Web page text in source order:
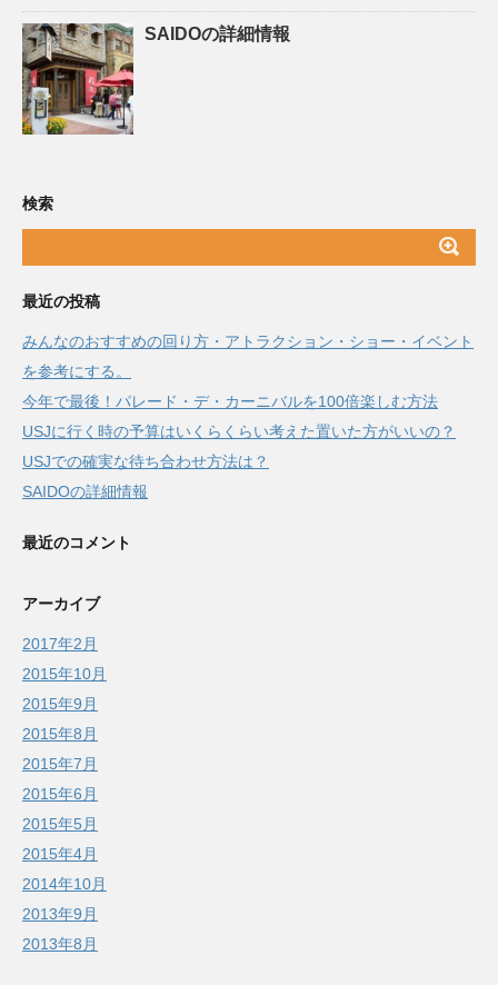
SAIDOの詳細情報
検索
最近の投稿
みんなのおすすめの回り方・アトラクション・ショー・イベント
を参考にする。
今年で最後！パレード・デ・カーニバルを100倍楽しむ方法
USJに行く時の予算はいくらくらい考えた置いた方がいいの？
USJでの確実な待ち合わせ方法は？
SAIDOの詳細情報
最近のコメント
アーカイブ
2017年2月
2015年10月
2015年9月
2015年8月
2015年7月
2015年6月
2015年5月
2015年4月
2014年10月
2013年9月
2013年8月